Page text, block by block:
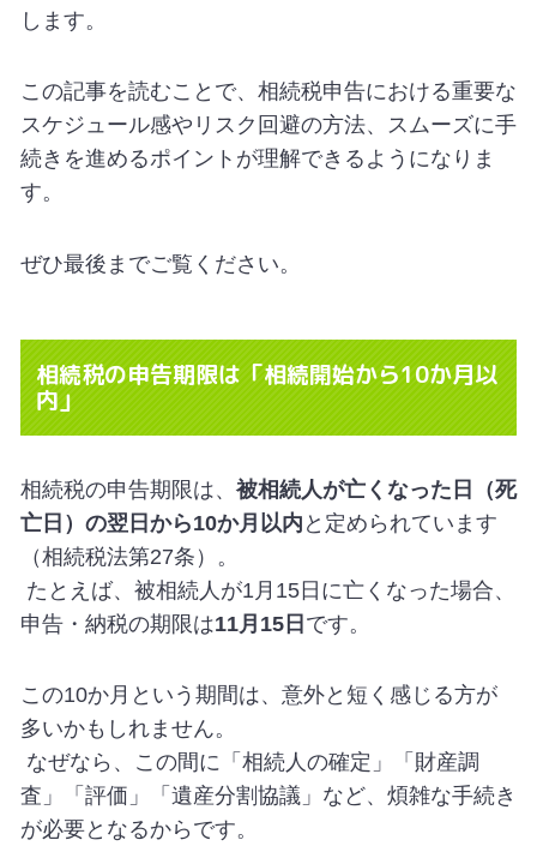
します。
この記事を読むことで、相続税申告における重要な
スケジュール感やリスク回避の方法、スムーズに手
続きを進めるポイントが理解できるようになりま
す。
ぜひ最後までご覧ください。
相続税の申告期限は「相続開始から10か月以
内」
相続税の申告期限は、 被相続人が亡くなった日（死
亡日）の翌日から10か月以内 と定められています
（相続税法第27条）。
たとえば、被相続人が1月15日に亡くなった場合、
申告・納税の期限は11月15日 です。
この10か月という期間は、意外と短く感じる方が
多いかもしれません。
なぜなら、この間に「相続人の確定」「財産調
査」「評価」「遺産分割協議」など、煩雑な手続き
が必要となるからです。